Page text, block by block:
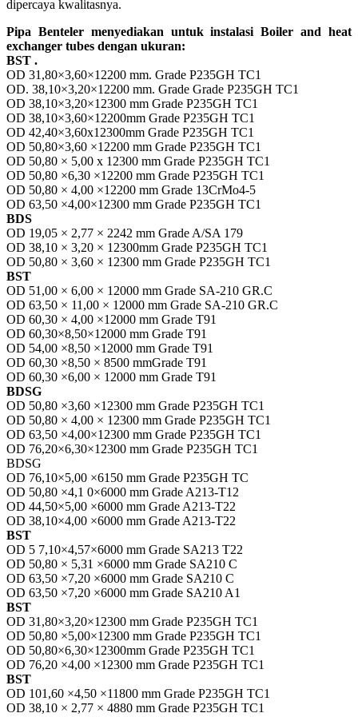
dipercaya kwalitasnya.
Pipa Benteler menyediakan untuk instalasi Boiler and heat
exchanger tubes dengan ukuran:
BST .
OD 31,80×3,60×12200 mm. Grade P235GH TC1
OD. 38,10×3,20×12200 mm. Grade Grade P235GH TC1
OD 38,10×3,20×12300 mm Grade P235GH TC1
OD 38,10×3,60×12200mm Grade P235GH TC1
OD 42,40×3,60x12300mm Grade P235GH TC1
OD 50,80×3,60 ×12200 mm Grade P235GH TC1
OD 50,80 × 5,00 x 12300 mm Grade P235GH TC1
OD 50,80 ×6,30 ×12200 mm Grade P235GH TC1
OD 50,80 × 4,00 ×12200 mm Grade 13CrMo4-5
OD 63,50 ×4,00×12300 mm Grade P235GH TC1
BDS
OD 19,05 × 2,77 × 2242 mm Grade A/SA 179
OD 38,10 × 3,20 × 12300mm Grade P235GH TC1
OD 50,80 × 3,60 × 12300 mm Grade P235GH TC1
BST
OD 51,00 × 6,00 × 12000 mm Grade SA-210 GR.C
OD 63,50 × 11,00 × 12000 mm Grade SA-210 GR.C
OD 60,30 × 4,00 ×12000 mm Grade T91
OD 60,30×8,50×12000 mm Grade T91
OD 54,00 ×8,50 ×12000 mm Grade T91
OD 60,30 ×8,50 × 8500 mmGrade T91
OD 60,30 ×6,00 × 12000 mm Grade T91
BDSG
OD 50,80 ×3,60 ×12300 mm Grade P235GH TC1
OD 50,80 × 4,00 × 12300 mm Grade P235GH TC1
OD 63,50 ×4,00×12300 mm Grade P235GH TC1
OD 76,20×6,30×12300 mm Grade P235GH TC1
BDSG
OD 76,10×5,00 ×6150 mm Grade P235GH TC
OD 50,80 ×4,1 0×6000 mm Grade A213-T12
OD 44,50×5,00 ×6000 mm Grade A213-T22
OD 38,10×4,00 ×6000 mm Grade A213-T22
BST
OD 5 7,10×4,57×6000 mm Grade SA213 T22
OD 50,80 × 5,31 ×6000 mm Grade SA210 C
OD 63,50 ×7,20 ×6000 mm Grade SA210 C
OD 63,50 ×7,20 ×6000 mm Grade SA210 A1
BST
OD 31,80×3,20×12300 mm Grade P235GH TC1
OD 50,80 ×5,00×12300 mm Grade P235GH TC1
OD 50,80×6,30×12300mm Grade P235GH TC1
OD 76,20 ×4,00 ×12300 mm Grade P235GH TC1
BST
OD 101,60 ×4,50 ×11800 mm Grade P235GH TC1
OD 38,10 × 2,77 × 4880 mm Grade P235GH TC1